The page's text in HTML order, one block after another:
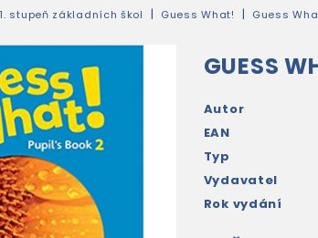
stupeň základních škol Guess What! Guess
GUESS
Autor
EAN
Typ
Vydavatel
Rok vydání